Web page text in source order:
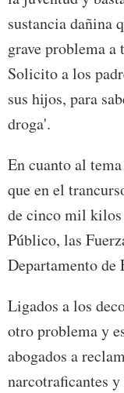
sustancia dañina
grave problema a
Solicito a los
sus hijos, para
droga'.
En cuanto al
que en el
de cinco mil
Público, las
Departamento de
Ligados a los
otro problema y
abogados a
narcotraficantes y